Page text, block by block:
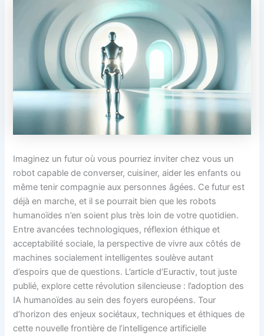
Imaginez un futur où vous pourriez inviter chez vous un
robot capable de converser, cuisiner, aider les enfants ou
même tenir compagnie aux personnes âgées. Ce futur est
déjà en marche, et il se pourrait bien que les robots
humanoïdes n’en soient plus très loin de votre quotidien.
Entre avancées technologiques, réflexion éthique et
acceptabilité sociale, la perspective de vivre aux côtés de
machines socialement intelligentes soulève autant
d’espoirs que de questions. L’article d’Euractiv, tout juste
publié, explore cette révolution silencieuse : l’adoption des
IA humanoïdes au sein des foyers européens. Tour
d’horizon des enjeux sociétaux, techniques et éthiques de
cette nouvelle frontière de l’intelligence artificielle